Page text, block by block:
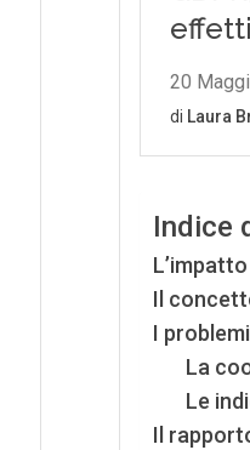
Indice
Il
I
La
Le
Il